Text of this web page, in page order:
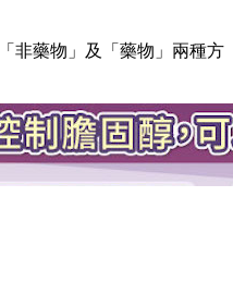
非藥物」及「藥物」兩種方